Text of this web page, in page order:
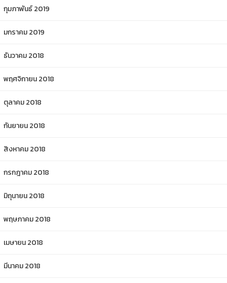
กุมภาพันธ์ 2019
มกราคม 2019
ธันวาคม 2018
พฤศจิกายน 2018
ตุลาคม 2018
กันยายน 2018
สิงหาคม 2018
กรกฎาคม 2018
มิถุนายน 2018
พฤษภาคม 2018
เมษายน 2018
มีนาคม 2018